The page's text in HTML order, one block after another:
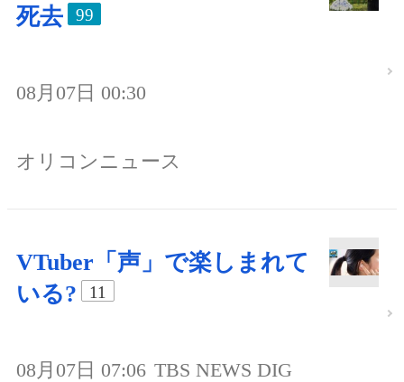
死去
99
08月07日 00:30
オリコンニュース
VTuber「声」で楽しまれて
いる?
11
08月07日 07:06 TBS NEWS DIG